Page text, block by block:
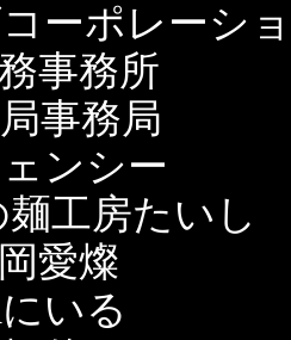
ーポレーシ
事務所
事務局
ンシー
工房たいし
愛燦
いる